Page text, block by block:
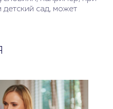
сад, может